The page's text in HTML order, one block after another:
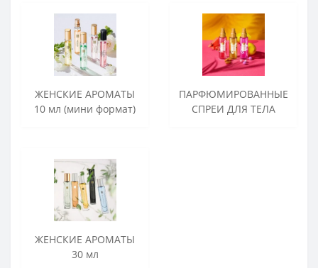
ЖЕНСКИЕ АРОМАТЫ
10 мл (мини формат)
ПАРФЮМИРОВАННЫЕ
СПРЕИ ДЛЯ ТЕЛА
ЖЕНСКИЕ АРОМАТЫ
30 мл